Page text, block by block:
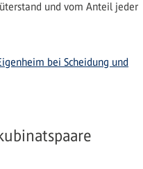
und vom Anteil jeder
bei Scheidung und